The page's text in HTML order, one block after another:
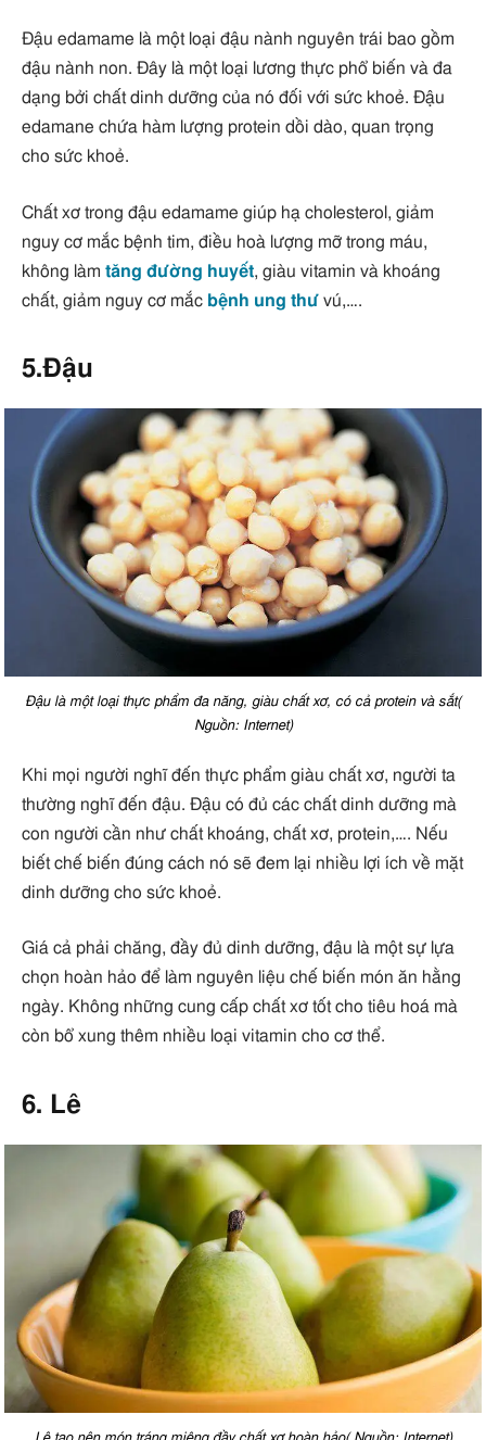
Đậu edamame là một loại đậu nành nguyên trái bao gồm
đậu nành non. Đây là một loại lương thực phổ biến và đa
dạng bởi chất dinh dưỡng của nó đối với sức khoẻ. Đậu
edamane chứa hàm lượng protein dồi dào, quan trọng
cho sức khoẻ.
Chất xơ trong đậu edamame giúp hạ cholesterol, giảm
nguy cơ mắc bệnh tim, điều hoà lượng mỡ trong máu,
không làm tăng đường huyết, giàu vitamin và khoáng
chất, giảm nguy cơ mắc bệnh ung thư vú,….
5.Đậu
Đậu là một loại thực phẩm đa năng, giàu chất xơ, có cả protein và sắt(
Nguồn: Internet)
Khi mọi người nghĩ đến thực phẩm giàu chất xơ, người ta
thường nghĩ đến đậu. Đậu có đủ các chất dinh dưỡng mà
con người cần như chất khoáng, chất xơ, protein,…. Nếu
biết chế biến đúng cách nó sẽ đem lại nhiều lợi ích về mặt
dinh dưỡng cho sức khoẻ.
Giá cả phải chăng, đầy đủ dinh dưỡng, đậu là một sự lựa
chọn hoàn hảo để làm nguyên liệu chế biến món ăn hằng
ngày. Không những cung cấp chất xơ tốt cho tiêu hoá mà
còn bổ xung thêm nhiều loại vitamin cho cơ thể.
6. Lê